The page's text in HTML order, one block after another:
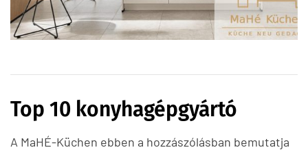
Top 10 konyhagépgyártó
A MaHÉ-Küchen ebben a hozzászólásban bemutatja